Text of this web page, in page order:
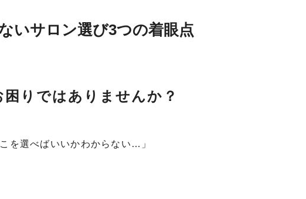
いサロン選び3つの着眼点
りではありませんか？
を選べばいいかわからない…」